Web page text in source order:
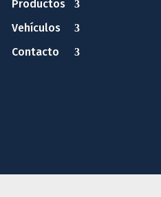
Productos
Vehículos
Contacto